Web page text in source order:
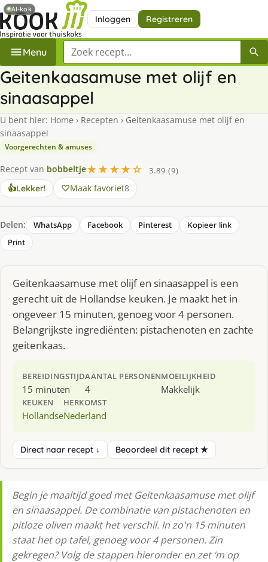
Inloggen Registreren
Menu Zoek een recept
Geitenkaasamuse met olijf en
sinaasappel
U bent hier: Home › Recepten › Geitenkaasamuse met olijf en
sinaasappel
Voorgerechten & amuses
Recept van bobbeltje★★★★☆
3.89 (9)
👍Lekker! Maak favoriet8
Delen: WhatsApp Facebook Pinterest
Kopieer link
Print
Geitenkaasamuse met olijf en sinaasappel is een
gerecht uit de Hollandse keuken. Je maakt het in
ongeveer 15 minuten, genoeg voor 4 personen.
Belangrijkste ingrediënten: pistachenoten en zachte
geitenkaas.
BEREIDINGSTIJD
15 minuten
AANTAL PERSONEN
4
MOEILIJKHEID
Makkelijk
KEUKEN
Hollandse
HERKOMST
Nederland
Direct naar recept ↓ Beoordeel dit recept ★
Begin je maaltijd goed met Geitenkaasamuse met olijf
en sinaasappel. De combinatie van pistachenoten en
pitloze oliven maakt het verschil. In zo'n 15 minuten
staat het op tafel, genoeg voor 4 personen. Zin
gekregen? Volg de stappen hieronder en zet ‘m op
AI-kok